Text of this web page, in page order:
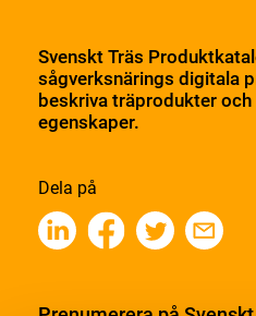
Svenskt Träs
sågverksnärings digitala
beskriva träprodukter och
egenskaper.
Dela på